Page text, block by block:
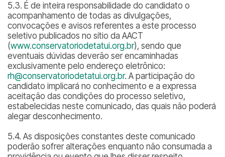
5.3. É de inteira responsabilidade do candidato o
acompanhamento de todas as divulgações,
convocações e avisos referentes a este processo
seletivo publicados no sítio da AACT
(www.conservatoriodetatui.org.br), sendo que
eventuais dúvidas deverão ser encaminhadas
exclusivamente pelo endereço eletrônico:
rh@conservatoriodetatui.org.br. A participação do
candidato implicará no conhecimento e a expressa
aceitação das condições do processo seletivo,
estabelecidas neste comunicado, das quais não poderá
alegar desconhecimento.
5.4. As disposições constantes deste comunicado
poderão sofrer alterações enquanto não consumada a